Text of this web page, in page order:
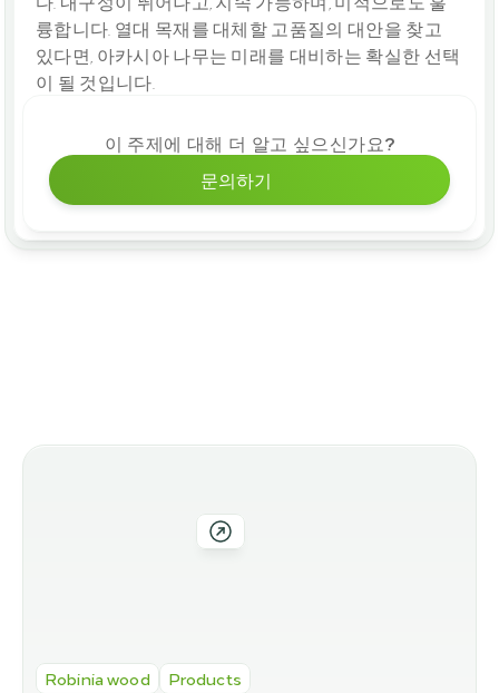
륭합니다. 열대 목재를 대체할 고품질의 대안을 찾고
있다면, 아카시아 나무는 미래를 대비하는 확실한 선택
이 될 것입니다.
이 주제에 대해 더 알고 싶으신가요?
문의하기
Robinia wood Products